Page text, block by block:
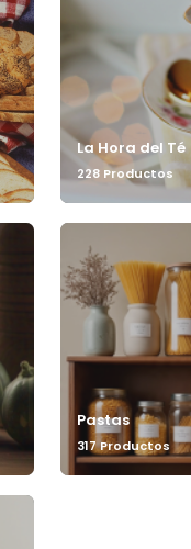
La Hora del Té
228 Productos
Pastas
317 Productos